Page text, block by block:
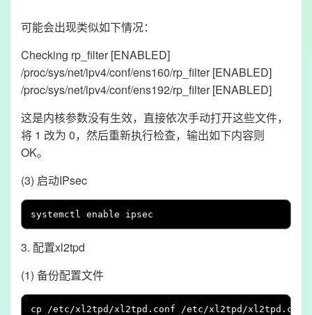
可能会出现类似如下情况：
Checking rp_filter [ENABLED]
/proc/sys/net/ipv4/conf/ens160/rp_filter [ENABLED]
/proc/sys/net/ipv4/conf/ens192/rp_filter [ENABLED]
这是内核参数没有生效，直接依次手动打开这些文件，
将 1 改为 0，然后重新执行检查，输出如下内容则
OK。
(3) 启动IPsec
systemctl enable ipsec
3. 配置xl2tpd
(1) 备份配置文件
cp /etc/xl2tpd /xl2tpd . conf /etc/xl2tpd /xl2tpd . conf